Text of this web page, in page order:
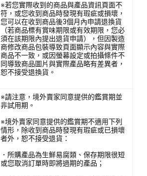
※若您實際收到的商品與產品資訊頁面不
符，或您收到商品時發現有瑕疵或損壞，
您可以在收到商品後3個月內申請退換貨
（若商品標有賞味期限或有效期限，您必
須在該期限內提出退貨申請），但因製造
商修改商品包裝導致頁面顯示內容與實際
商品不一致，或因螢幕設定或拍攝條件不
同導致商品圖片與實際產品略有差異者，
恕不接受退換貨。
※請注意，境外賣家同意提供的鑑賞期並
非試用期。
※境外賣家同意提供的鑑賞期不適用下列
情形，除收到商品時發現有瑕疵或已損壞
者外，恕不接受退貨：
．所購產品為生鮮易腐類、保存期限很短
或您取消訂單時即將過期的產品；